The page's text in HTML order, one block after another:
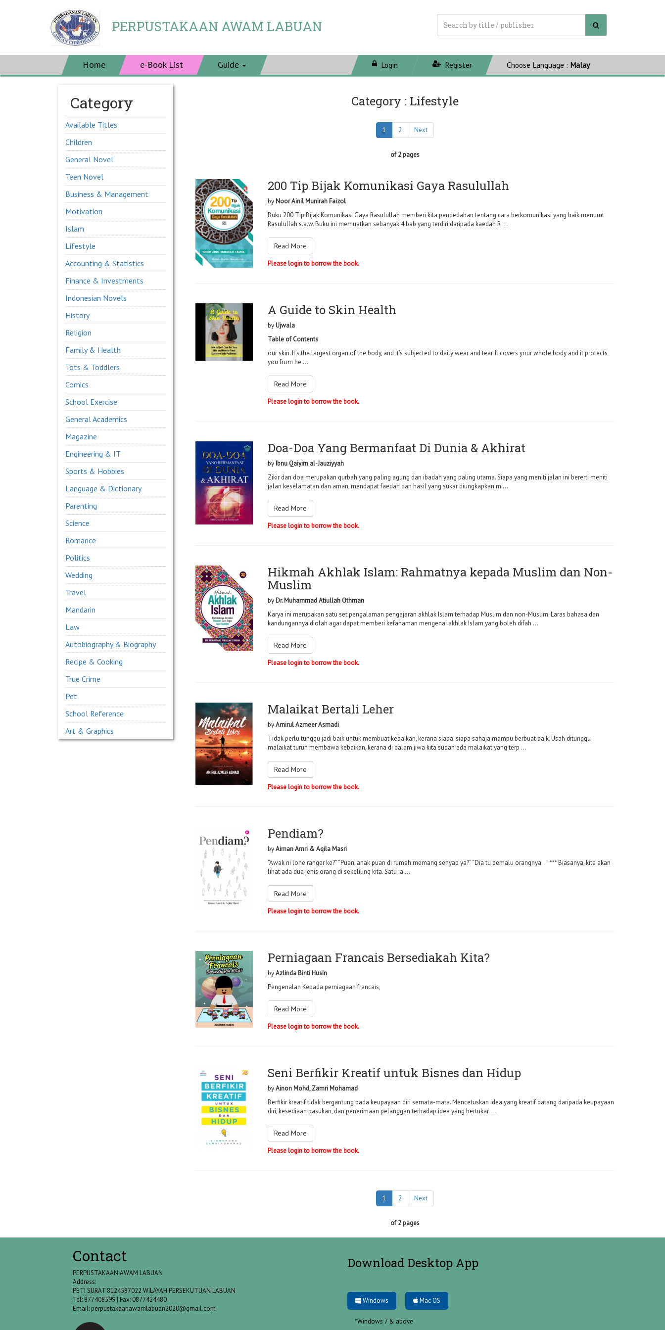
PERPUSTAKAAN AWAM LABUAN
Home e-Book List Guide Login Register Choose Language : Malay
Category
Available Titles
Children
General Novel
Teen Novel
Business & Management
Motivation
Islam
Lifestyle
Accounting & Statistics
Finance & Investments
Indonesian Novels
History
Religion
Family & Health
Tots & Toddlers
Comics
School Exercise
General Academics
Magazine
Engineering & IT
Sports & Hobbies
Language & Dictionary
Parenting
Science
Romance
Politics
Wedding
Travel
Mandarin
Law
Autobiography & Biography
Recipe & Cooking
True Crime
Pet
School Reference
Art & Graphics
Category : Lifestyle
1 2 Next
of 2 pages
200 Tip Bijak Komunikasi Gaya Rasulullah
by Noor Ainil Munirah Faizol
Buku 200 Tip Bijak Komunikasi Gaya Rasulullah memberi kita pendedahan tentang cara berkomunikasi yang baik menurut
Rasulullah s.a.w. Buku ini memuatkan sebanyak 4 bab yang terdiri daripada kaedah R ...
Read More
Please login to borrow the book.
A Guide to Skin Health
byUjwala
Table of Contents
our skin. It’s the largest organ of the body, and it’s subjected to daily wear and tear. It covers your whole body and it protects
you from he ...
Read More
Please login to borrow the book.
Doa-Doa Yang Bermanfaat Di Dunia & Akhirat
by Ibnu Qaiyim al-Jauziyyah
Zikir dan doa merupakan qurbah yang paling agung dan ibadah yang paling utama. Siapa yang meniti jalan ini bererti meniti
jalan keselamatan dan aman, mendapat faedah dan hasil yang sukar diungkapkan m ...
Read More
Please login to borrow the book.
Hikmah Akhlak Islam: Rahmatnya kepada Muslim dan Non-
Muslim
by Dr. Muhammad Atiullah Othman
Karya ini merupakan satu set pengalaman pengajaran akhlak Islam terhadap Muslim dan non-Muslim. Laras bahasa dan
kandungannya diolah agar dapat memberi kefahaman mengenai akhlak Islam yang boleh difah ...
Read More
Please login to borrow the book.
Malaikat Bertali Leher
byAmirul Azmeer Asmadi
Tidak perlu tunggu jadi baik untuk membuat kebaikan, kerana siapa-siapa sahaja mampu berbuat baik. Usah ditunggu
malaikat turun membawa kebaikan, kerana di dalam jiwa kita sudah ada malaikat yang terp ...
Read More
Please login to borrow the book.
Pendiam?
byAiman Amri & Aqila Masri
“Awak ni lone ranger ke?” “Puan, anak puan di rumah memang senyap ya?” “Dia tu pemalu orangnya…” *** Biasanya, kita akan
lihat ada dua jenis orang di sekeliling kita. Satu ia ...
Read More
Please login to borrow the book.
Perniagaan Francais Bersediakah Kita?
byAzlinda Binti Husin
Pengenalan Kepada perniagaan francais,
Read More
Please login to borrow the book.
Seni Berfikir Kreatif untuk Bisnes dan Hidup
byAinon Mohd, Zamri Mohamad
Berfikir kreatif tidak bergantung pada keupayaan diri semata-mata. Mencetuskan idea yang kreatif datang daripada keupayaan
diri, kesediaan pasukan, dan penerimaan pelanggan terhadap idea yang bertukar ...
Read More
Please login to borrow the book.
1 2 Next
of 2 pages
Contact
PERPUSTAKAAN AWAM LABUAN
Address:
PETI SURAT 8124587022 WILAYAH PERSEKUTUAN LABUAN
Tel: 877408599 | Fax: 0877424480
Email: perpustakaanawamlabuan2020@gmail.com
Download Desktop App
Windows Mac OS
*Windows 7 & above